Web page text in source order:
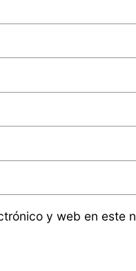
y web en este